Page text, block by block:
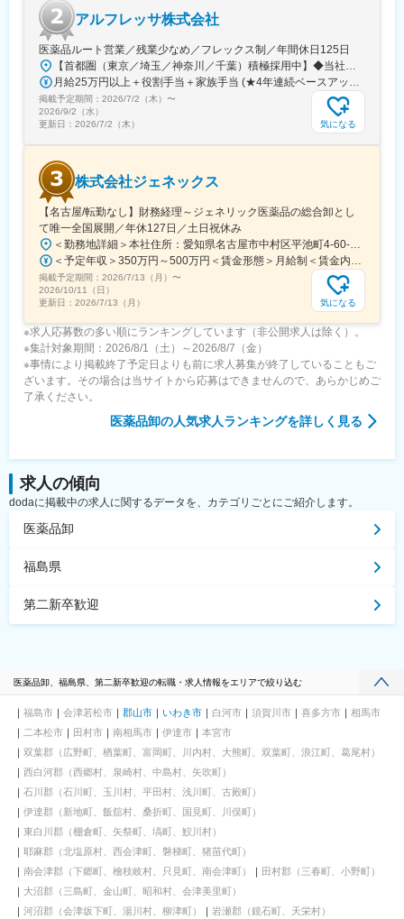
アルフレッサ株式会社
医薬品ルート営業／残業少なめ／フレックス制／年間休日125日
【首都圏（東京／埼玉／神奈川／千葉）積極採用中】◆当社が展開する【北海道／関東／首都圏／中部／近畿／九州】の各事業所へご希望を考慮した上で配属となります。【北海道】北海道【関東】栃木／群馬／茨城／長野／山梨／新潟【首都圏】東京／埼玉／神奈川／千葉★積極採用エリア【中部】静岡／愛知／三重／岐阜【近畿】滋賀／兵庫／大阪／京都／奈良／和歌山【九州】福岡／長崎／熊本／大分／宮崎／鹿児島各事業所の詳細については、弊社HPよりご確認ください※「企業情報」→「拠点」よりご確認いただけます。屋内禁煙(※喫煙室あり※禁煙タイムあり※喫煙室での就労はありません)
月給25万円以上＋役割手当＋家族手当 (★4年連続ベースアップ実施！)※時間外手当別途支給※年齢、経験、能力を考慮の上、優遇します
掲載予定期間： 2026/7/2（木） 〜
2026/9/2（水）
更新日： 2026/7/2（木） 気になる
株式会社ジェネックス
【名古屋/転勤なし】財務経理～ジェネリック医薬品の総合卸とし
て唯一全国展開／年休127日／土日祝休み
＜勤務地詳細＞本社住所：愛知県名古屋市中村区平池町4-60-12 グローバルゲート27F受動喫煙対策：敷地内喫煙可能場所あり変更の範囲：無
＜予定年収＞350万円～500万円＜賃金形態＞月給制＜賃金内訳＞月額（基本給）：250,000円～357,000円＜月給＞250,000円～357,000円＜昇給有無＞有＜残業手当＞有＜給与補足＞昇給：年１回（３月）賞与：年２回（6月、12月）※経験、スキルに応じて相談のうえ決定いたします※残業手当は別途支給30歳年収：350万円／月給25万円+賞与35歳年収：400万円／月給28.5万円+賞与賃金はあくまでも目安の金額であり、選考を通じて上下する可能性があります。月給(月額)は固定手当を含めた表記です。
掲載予定期間： 2026/7/13（月） 〜
2026/10/11（日）
更新日： 2026/7/13（月） 気になる
※求人応募数の多い順にランキングしています（非公開求人は除く）。
※集計対象期間：2026/8/1（土）～2026/8/7（金）
※事情により掲載終了予定日よりも前に求人募集が終了していることもご
ざいます。その場合は当サイトから応募はできませんので、あらかじめご
了承ください。
医薬品卸の人気求人ランキングを詳しく見る
求人の傾向
dodaに掲載中の求人に関するデータを、カテゴリごとにご紹介します。
医薬品卸
福島県
第二新卒歓迎
医薬品卸、福島県、第二新卒歓迎の転職・求人情報をエリアで絞り込む
福島市 会津若松市 郡山市 いわき市 白河市 須賀川市 喜多方市
相馬市
二本松市
田村市 南相馬市 伊達市
本宮市
双葉郡（広野町、楢葉町、富岡町、川内村、大熊町、双葉町、浪江町、葛尾村）
西白河郡（西郷村、泉崎村、中島村、矢吹町）
石川郡（石川町、玉川村、平田村、浅川町、古殿町）
伊達郡（新地町、飯舘村、桑折町、国見町、川俣町）
東白川郡（棚倉町、矢祭町、塙町、鮫川村）
耶麻郡（北塩原村、西会津町、磐梯町、猪苗代町）
南会津郡（下郷町、檜枝岐村、只見町、南会津町）
田村郡（三春町、小野町）
大沼郡（三島町、金山町、昭和村、会津美里町）
河沼郡（会津坂下町、湯川村、柳津町）
岩瀬郡（鏡石町、天栄村）